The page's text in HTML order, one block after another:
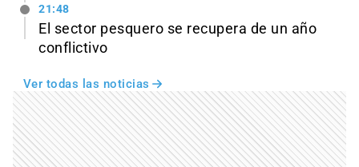
21:48
El sector pesquero se recupera de un año
conflictivo
Ver todas las noticias